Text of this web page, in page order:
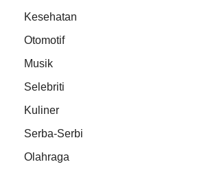
Kesehatan
Otomotif
Musik
Selebriti
Kuliner
Serba-Serbi
Olahraga